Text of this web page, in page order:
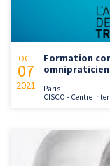
OCT
07
2021
Formation
Paris
CISCO - Centre